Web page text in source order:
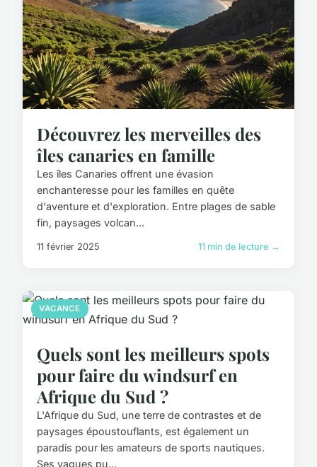
Découvrez les merveilles des
îles canaries en famille
Les îles Canaries offrent une évasion
enchanteresse pour les familles en quête
d'aventure et d'exploration. Entre plages de sable
fin, paysages volcan...
11 février 2025 11 min de lecture →
VACANCE
Quels sont les meilleurs spots
pour faire du windsurf en
Afrique du Sud ?
L'Afrique du Sud, une terre de contrastes et de
paysages époustouflants, est également un
paradis pour les amateurs de sports nautiques.
Ses vagues pu...